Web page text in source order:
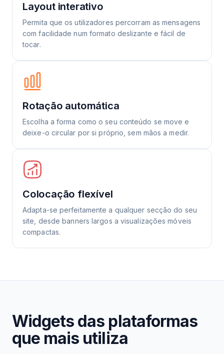
Layout interativo
Permita que os utilizadores percorram as mensagens
com facilidade num formato deslizante e fácil de
tocar.
Rotação automática
Escolha a forma como o seu conteúdo se move e
deixe-o circular por si próprio, sem mãos a medir.
Colocação flexível
Adapta-se perfeitamente a qualquer secção do seu
site, desde banners largos a visualizações móveis
compactas.
Widgets das plataformas
que mais utiliza